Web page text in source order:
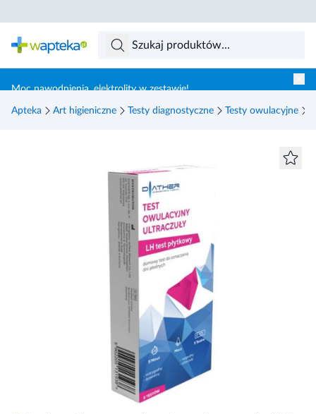
Moc nawodnienia, elektrolity w zestawie!
Apteka Art higieniczne Testy diagnostyczne Testy owulacyjne